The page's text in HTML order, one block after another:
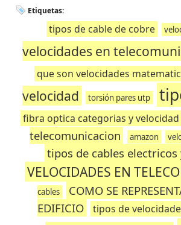
Etiquetas:
tipos de cable de cobre
velocidades en
que son velocidades
velocidad
torsión pares utp
fibra optica categorias y velocidad
telecomunicacion
amazon
tipos de cables electricos
VELOCIDADES EN
cables
COMO SE
EDIFICIO
tipos de